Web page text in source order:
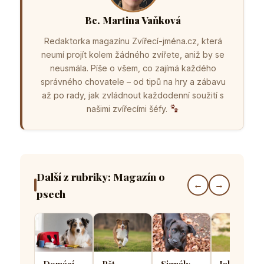
Bc. Martina Vaňková
Redaktorka magazínu Zvířecí-jména.cz, která
neumí projít kolem žádného zvířete, aniž by se
neusmála. Píše o všem, co zajímá každého
správného chovatele – od tipů na hry a zábavu
až po rady, jak zvládnout každodenní soužití s
našimi zvířecími šéfy.
Další z rubriky: Magazín o
psech
← →